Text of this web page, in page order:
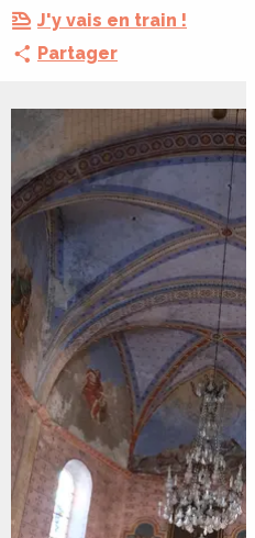
J'y vais en train !
Partager